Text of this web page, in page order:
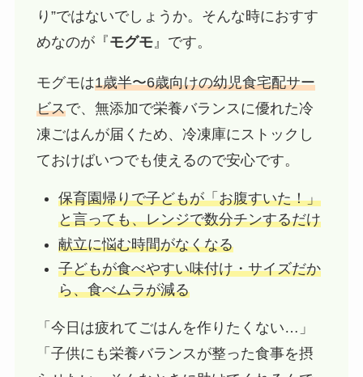
り”ではないでしょうか。そんな時におすす
めなのが『モグモ』です。
モグモは1歳半〜6歳向けの幼児食宅配サー
ビスで、無添加で栄養バランスに優れた冷
凍ごはんが届くため、冷凍庫にストックし
ておけばいつでも使えるので安心です。
保育園帰りで子どもが「お腹すいた！」
と言っても、レンジで数分チンするだけ
献立に悩む時間がなくなる
子どもが食べやすい味付け・サイズだか
ら、食べムラが減る
「今日は疲れてごはんを作りたくない…」
「子供にも栄養バランスが整った食事を摂